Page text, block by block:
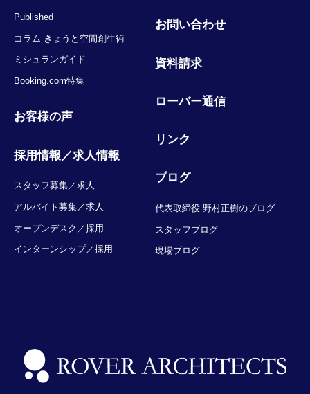
Published
コラム きょうと空間創生術
ミシュランガイド
Booking.com特集
お客様の声
採用情報／求人情報
スタッフ募集／求人
アルバイト募集／求人
オープンデスク／採用
インターンシップ／採用
お問い合わせ
資料請求
ローバー通信
リンク
ブログ
代表取締役 野村正樹のブログ
スタッフブログ
現場ブログ